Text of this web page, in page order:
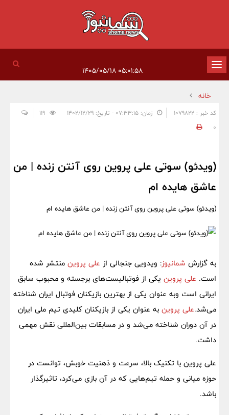
تغییر
وضعیت
ناوبری
۰۵:۰۱:۵۸ ۱۴۰۵/۰۵/۱۸
خانه
کد خبر : 1079822 زمان: ۰۷:۳۳:۱۵ - تاریخ: ۱۴۰۲/۱۲/۲۹
0
(ویدئو) سوتی علی پروین روی آنتن زنده | من
عاشق هایده ام
(ویدئو) سوتی علی پروین روی آنتن زنده | من عاشق هایده ام
به گزارش شمانیوز: ویدویی جنجالی از علی پروین منتشر شده
است. علی پروین یکی از فوتبالیست‌های برجسته و محبوب سابق
ایرانی است وبه عنوان یکی از بهترین بازیکنان فوتبال ایران شناخته
می‌شد.علی پروین به عنوان یکی از بازیکنان کلیدی تیم ملی ایران
در آن دوران شناخته می‌شد و در مسابقات بین‌المللی نقش مهمی
داشت.
علی پروین با تکنیک بالا، سرعت و ذهنیت خوبش، توانست در
حوزه میانی و حمله تیم‌هایی که در آن بازی می‌کرد، تاثیرگذار
باشد.